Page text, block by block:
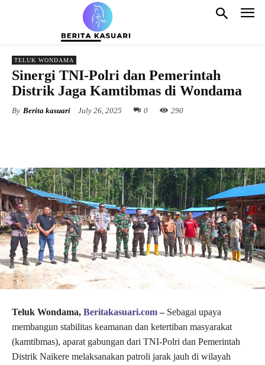
TELUK WONDAMA
Sinergi TNI-Polri dan Pemerintah
Distrik Jaga Kamtibmas di Wondama
By Berita kasuari July 26, 2025 0 290
Teluk Wondama, Beritakasuari.com– Sebagai upaya
membangun stabilitas keamanan dan ketertiban masyarakat
(kamtibmas), aparat gabungan dari TNI-Polri dan Pemerintah
Distrik Naikere melaksanakan patroli jarak jauh di wilayah